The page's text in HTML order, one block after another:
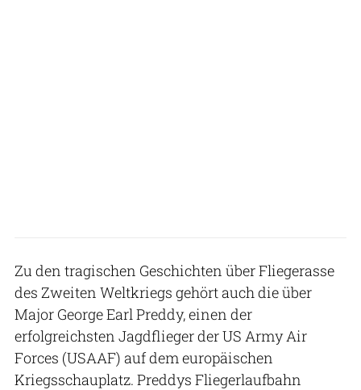
Zu den tragischen Geschichten über Fliegerasse
des Zweiten Weltkriegs gehört auch die über
Major George Earl Preddy, einen der
erfolgreichsten Jagdflieger der US Army Air
Forces (USAAF) auf dem europäischen
Kriegsschauplatz. Preddys Fliegerlaufbahn